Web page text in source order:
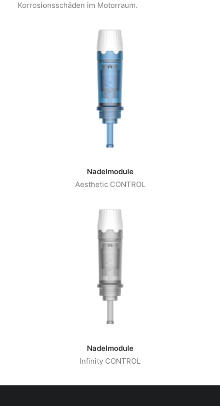
Korrosionsschäden im Motorraum.
Nadelmodule
Aesthetic CONTROL
Nadelmodule
Infinity CONTROL